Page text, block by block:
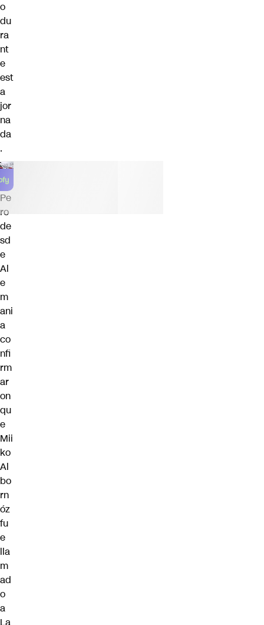
o
du
ra
nt
e
est
a
jor
na
da
.
Pe
ro
de
sd
e
Al
e
m
ani
a
co
nfi
rm
ar
on
qu
e
Mii
ko
Al
bo
rn
óz
fu
e
lla
m
ad
o
a